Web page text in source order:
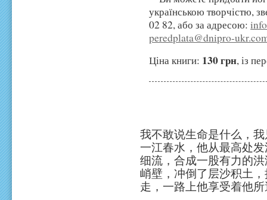
українською творчістю,
02 82, або за адресою:
peredplata@dnipro-
Ціна книги: 130 грн, із
我不敢说生命是什么，
一江春水，他从最高处
细流，合成一股有力的
峭壁，冲倒了层沙积土
走，一路上他享受着他